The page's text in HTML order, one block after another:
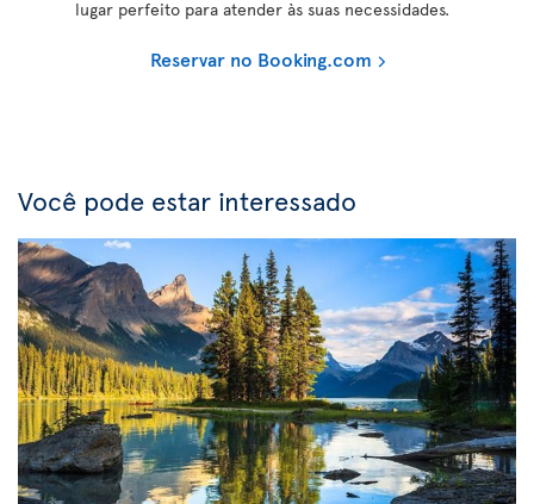
lugar perfeito para atender às suas necessidades.
Reservar no Booking.com
Você pode estar interessado